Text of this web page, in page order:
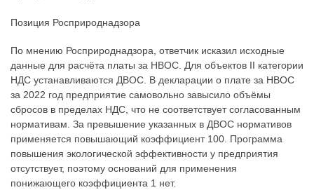
Позиция Росприроднадзора
По мнению Росприроднадзора, ответчик исказил исходные
данные для расчёта платы за НВОС. Для объектов II категории
НДС устанавливаются ДВОС. В декларации о плате за НВОС
за 2022 год предприятие самовольно завысило объёмы
сбросов в пределах НДС, что не соответствует согласованным
нормативам. За превышение указанных в ДВОС нормативов
применяется повышающий коэффициент 100. Программа
повышения экологической эффективности у предприятия
отсутствует, поэтому оснований для применения
понижающего коэффициента 1 нет.